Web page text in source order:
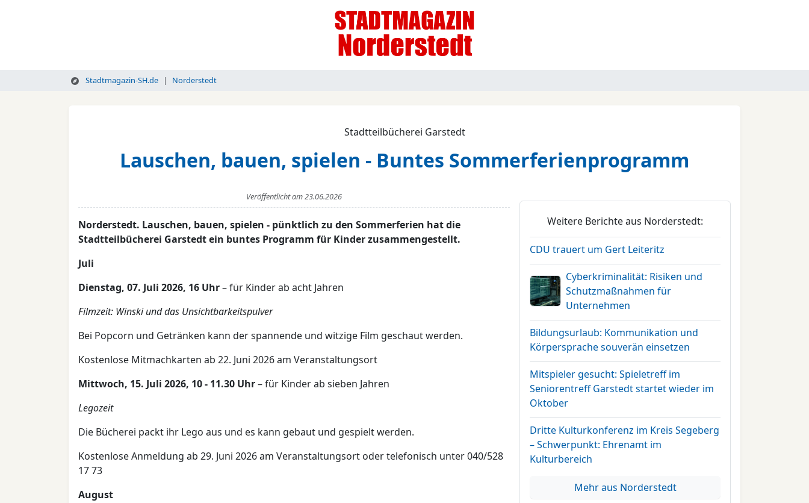
Stadtmagazin-SH.de Norderstedt
Stadtteilbücherei Garstedt
Lauschen, bauen, spielen - Buntes Sommerferienprogramm
Veröffentlicht am23.06.2026
Norderstedt. Lauschen, bauen, spielen - pünktlich zu den Sommerferien hat die
Stadtteilbücherei Garstedt ein buntes Programm für Kinder zusammengestellt.
Juli
Dienstag, 07. Juli 2026, 16 Uhr– für Kinder ab acht Jahren
Filmzeit: Winski und das Unsichtbarkeitspulver
Bei Popcorn und Getränken kann der spannende und witzige Film geschaut werden.
Kostenlose Mitmachkarten ab 22. Juni 2026 am Veranstaltungsort
Mittwoch, 15. Juli 2026, 10 - 11.30 Uhr– für Kinder ab sieben Jahren
Legozeit
Die Bücherei packt ihr Lego aus und es kann gebaut und gespielt werden.
Kostenlose Anmeldung ab 29. Juni 2026 am Veranstaltungsort oder telefonisch unter 040/528
17 73
August
Weitere Berichte aus Norderstedt:
CDU trauert um Gert Leiteritz
Cyberkriminalität: Risiken und
Schutzmaßnahmen für
Unternehmen
Bildungsurlaub: Kommunikation und
Körpersprache souverän einsetzen
Mitspieler gesucht: Spieletreff im
Seniorentreff Garstedt startet wieder im
Oktober
Dritte Kulturkonferenz im Kreis Segeberg
– Schwerpunkt: Ehrenamt im
Kulturbereich
Mehr aus Norderstedt